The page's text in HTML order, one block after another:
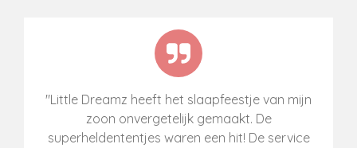
"Little Dreamz heeft het slaapfeestje van mijn
zoon onvergetelijk gemaakt. De
superheldententjes waren een hit! De service